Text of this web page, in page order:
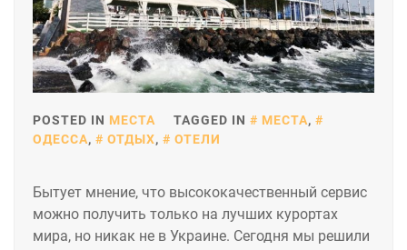
POSTED IN МЕСТА TAGGED IN МЕСТА,
ОДЕССА, ОТДЫХ, ОТЕЛИ
Бытует мнение, что высококачественный сервис
можно получить только на лучших курортах
мира, но никак не в Украине. Сегодня мы решили